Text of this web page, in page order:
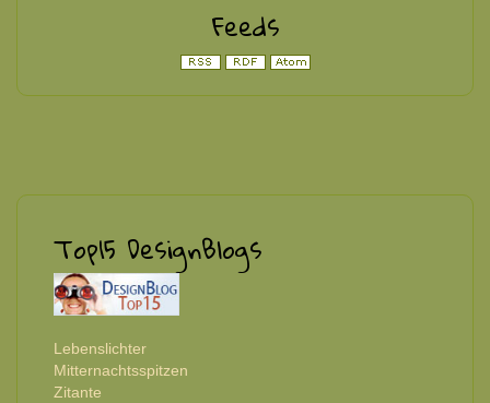
Feeds
Top15 DesignBlogs
Lebenslichter
Mitternachtsspitzen
Zitante